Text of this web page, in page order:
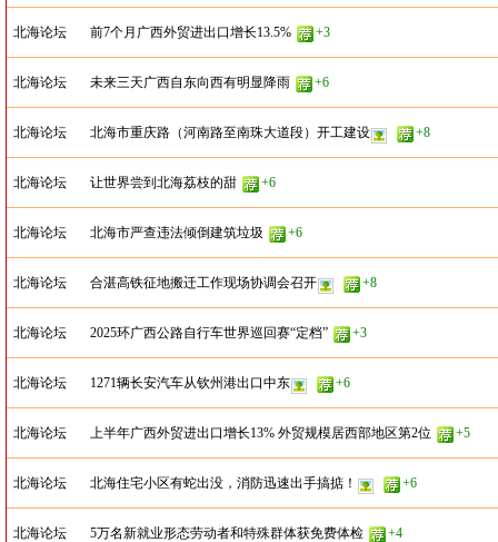
北海论坛 前7个月广西外贸进出口增长13.5% +3
北海论坛 未来三天广西自东向西有明显降雨 +6
北海论坛 北海市重庆路（河南路至南珠大道段）开工建设 +8
北海论坛 让世界尝到北海荔枝的甜 +6
北海论坛 北海市严查违法倾倒建筑垃圾 +6
北海论坛 合湛高铁征地搬迁工作现场协调会召开 +8
北海论坛 2025环广西公路自行车世界巡回赛“定档” +3
北海论坛 1271辆长安汽车从钦州港出口中东 +6
北海论坛 上半年广西外贸进出口增长13% 外贸规模居西部地区第2位 +5
北海论坛 北海住宅小区有蛇出没，消防迅速出手搞掂！ +6
北海论坛 5万名新就业形态劳动者和特殊群体获免费体检 +4